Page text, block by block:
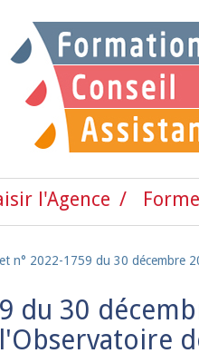
l'Agence
n° 2022-1759 du 30 décembre
du 30